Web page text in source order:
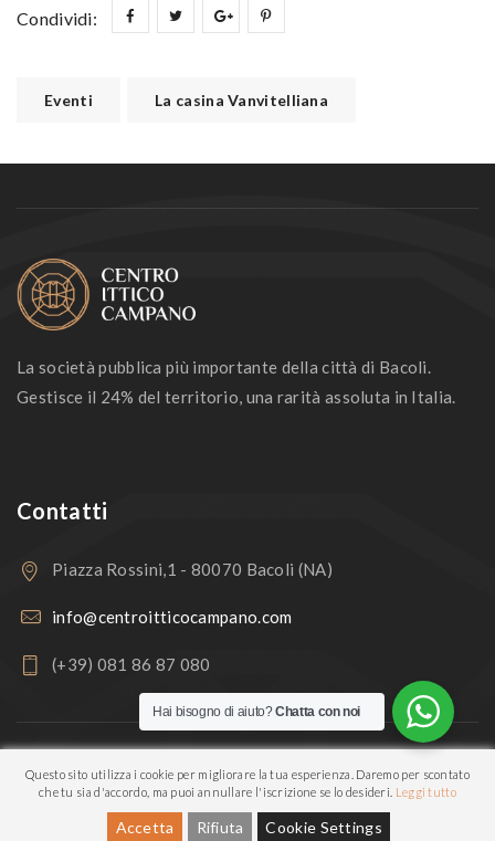
Condividi:
Eventi La casina Vanvitelliana
La società pubblica più importante della città di Bacoli.
Gestisce il 24% del territorio, una rarità assoluta in Italia.
Contatti
Piazza Rossini,1 - 80070 Bacoli (NA)
info@centroitticocampano.com
(+39) 081 86 87 080
Copyright © 2026 Centro Ittico Campano
Questo sito utilizza i cookie per migliorare la tua esperienza. Daremo per scontato
che tu sia d'accordo, ma puoi annullare l'iscrizione se lo desideri. Leggi tutto
Accetta Rifiuta Cookie Settings
Hai bisogno di aiuto?Chatta con noi